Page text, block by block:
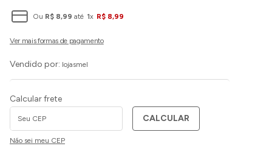
Ou R$ 8,99 até 1x R$ 8,99
Vendido por: lojasmel
Calcular frete
CALCULAR
Não sei meu CEP